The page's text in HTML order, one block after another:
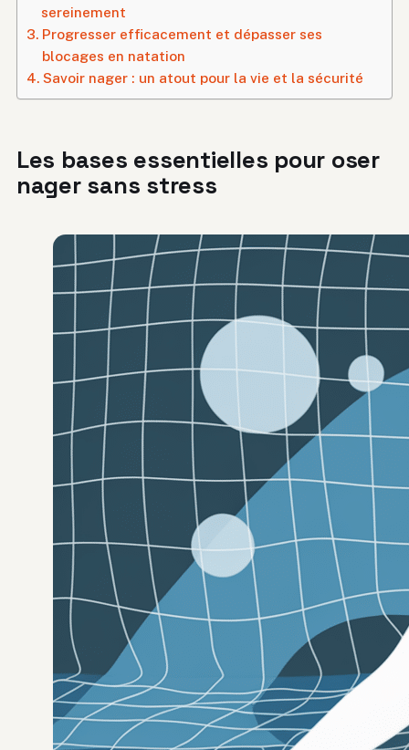
sereinement
Progresser efficacement et dépasser ses
blocages en natation
Savoir nager : un atout pour la vie et la sécurité
Les bases essentielles pour oser
nager sans stress